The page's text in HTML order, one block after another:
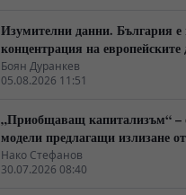
Изумителни данни. България
концентрация на европейските
на най-богатия 1%, надминава
Боян Дуранкев
05.08.2026 11:51
„Приобщаващ капитализъм“ –
модели предлагащи излизане
неолиберализма
Нако Стефанов
30.07.2026 08:40